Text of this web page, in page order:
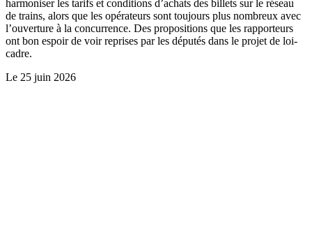
harmoniser les tarifs et conditions d’achats des billets sur le réseau
de trains, alors que les opérateurs sont toujours plus nombreux avec
l’ouverture à la concurrence. Des propositions que les rapporteurs
ont bon espoir de voir reprises par les députés dans le projet de loi-
cadre.
Le 25 juin 2026